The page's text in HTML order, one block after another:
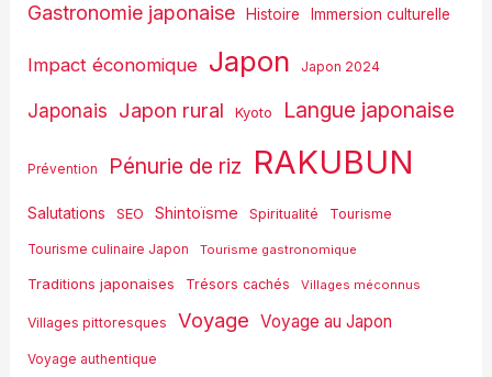
Gastronomie japonaise Histoire Immersion culturelle
Impact économique Japon Japon 2024
Japonais Japon rural Kyoto Langue japonaise
Prévention Pénurie de riz RAKUBUN
Salutations SEO Shintoïsme Spiritualité Tourisme
Tourisme culinaire Japon Tourisme gastronomique
Traditions japonaises Trésors cachés Villages méconnus
Villages pittoresques Voyage Voyage au Japon
Voyage authentique